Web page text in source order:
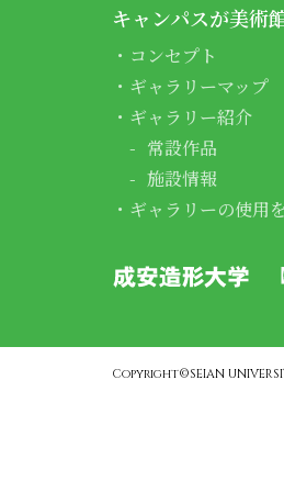
キャンパスが美術
コンセプト
ギャラリーマップ
ギャラリー紹介
常設作品
施設情報
ギャラリーの使用
Copyright©SEIAN